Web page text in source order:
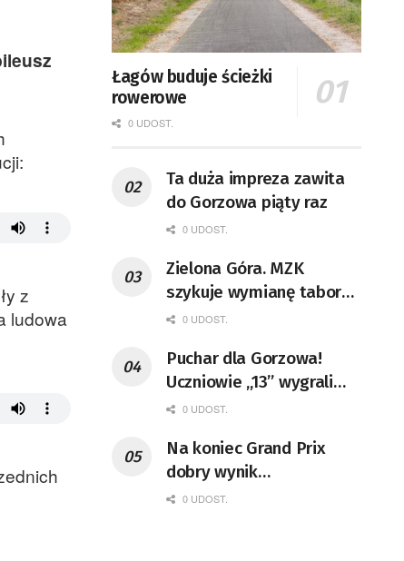
z
ludowa
Łagów buduje ścieżki
rowerowe
0 UDOST.
Ta duża impreza zawita
do Gorzowa piąty raz
0 UDOST.
Zielona Góra. MZK
szykuje wymianę taboru i
rozbudowę zajezdni
0 UDOST.
Puchar dla Gorzowa!
Uczniowie „13” wygrali
ogólnopolski konkurs
0 UDOST.
Na koniec Grand Prix
dobry wynik
gorzowskiego
0 UDOST.